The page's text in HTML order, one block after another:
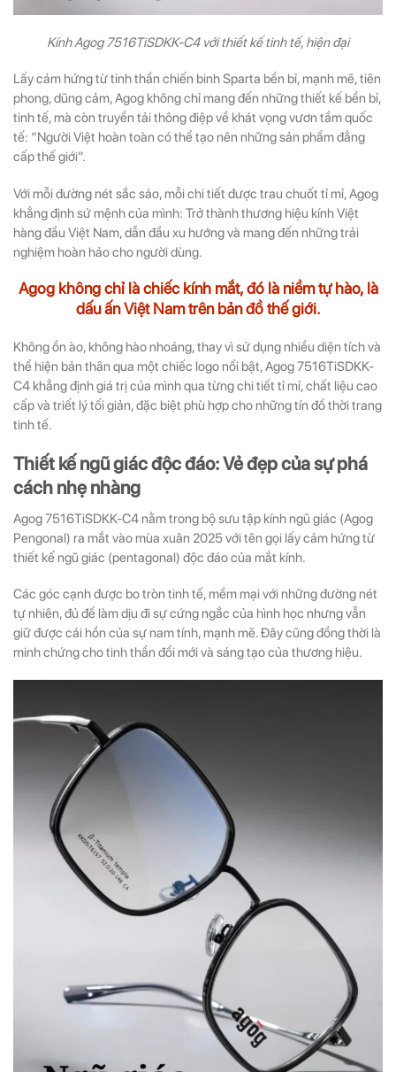
Kính Agog 7516TiSDKK-C4 với thiết kế tinh tế, hiện đại
Lấy cảm hứng từ tinh thần chiến binh Sparta bền bỉ, mạnh mẽ, tiên
phong, dũng cảm, Agog không chỉ mang đến những thiết kế bền bỉ,
tinh tế, mà còn truyền tải thông điệp về khát vọng vươn tầm quốc
tế: “Người Việt hoàn toàn có thể tạo nên những sản phẩm đẳng
cấp thế giới”.
Với mỗi đường nét sắc sảo, mỗi chi tiết được trau chuốt tỉ mỉ, Agog
khẳng định sứ mệnh của mình: Trở thành thương hiệu kính Việt
hàng đầu Việt Nam, dẫn đầu xu hướng và mang đến những trải
nghiệm hoàn hảo cho người dùng.
Agog không chỉ là chiếc kính mắt, đó là niềm tự hào, là
dấu ấn Việt Nam trên bản đồ thế giới.
Không ồn ào, không hào nhoáng, thay vì sử dụng nhiều diện tích và
thể hiện bản thân qua một chiếc logo nổi bật, Agog 7516TiSDKK-
C4 khẳng định giá trị của mình qua từng chi tiết tỉ mỉ, chất liệu cao
cấp và triết lý tối giản, đặc biệt phù hợp cho những tín đồ thời trang
tinh tế.
Thiết kế ngũ giác độc đáo: Vẻ đẹp của sự phá
cách nhẹ nhàng
Agog 7516TiSDKK-C4 nằm trong bộ sưu tập kính ngũ giác (Agog
Pengonal) ra mắt vào mùa xuân 2025 với tên gọi lấy cảm hứng từ
thiết kế ngũ giác (pentagonal) độc đáo của mắt kính.
Các góc cạnh được bo tròn tinh tế, mềm mại với những đường nét
tự nhiên, đủ để làm dịu đi sự cứng ngắc của hình học nhưng vẫn
giữ được cái hồn của sự nam tính, mạnh mẽ. Đây cũng đồng thời là
minh chứng cho tinh thần đổi mới và sáng tạo của thương hiệu.